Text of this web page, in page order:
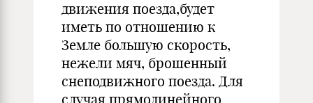
движения поезда,будет
иметь по отношению к
Земле большую скорость,
нежели мяч, брошенный
снеподвижного поезда. Для
случая прямолинейного